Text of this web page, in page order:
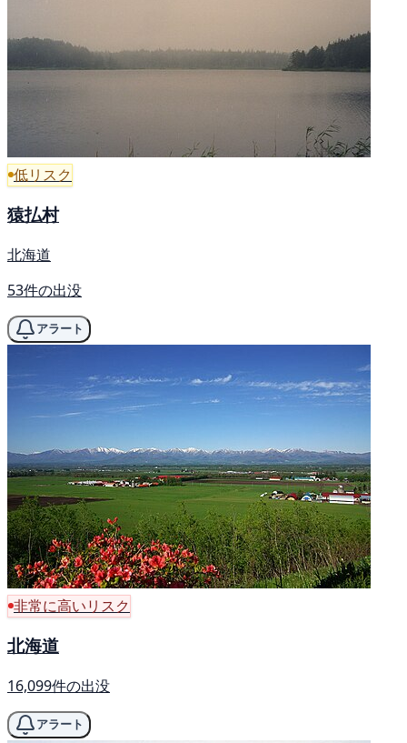
低リスク
猿払村
北海道
53件の出没
アラート
非常に高いリスク
北海道
16,099件の出没
アラート